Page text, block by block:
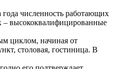
года численность работающих
– высококвалифицированные
циклом, начиная от
столовая, гостиница. В